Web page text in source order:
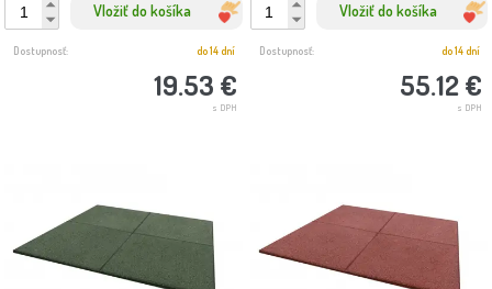
Vložiť do košíka
19.53 €
s DPH
Dostupnosť: do 14 dní
Vložiť do košíka
55.12 €
s DPH
Dostupnosť: do 14 dní